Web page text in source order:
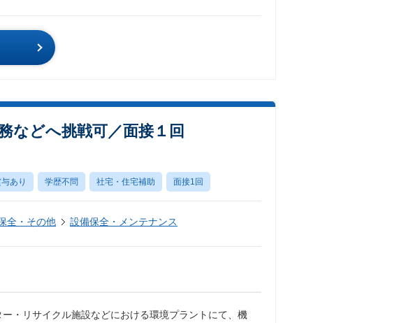
などへ挑戦可／面接１回
あり 学歴不問 社宅・住宅補助 面接1回
全・その他 設備保全・メンテナンス
・リサイクル施設などにおける環境プラントにて、機